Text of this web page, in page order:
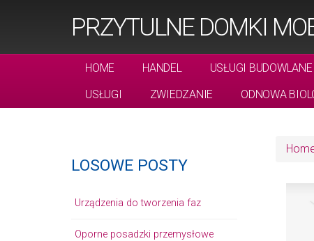
PRZYTULNE DOMKI
HOME HANDEL USŁUGI BUDOWLANE
USŁUGI
ZWIEDZANIE ODNOWA
LOSOWE POSTY
Urządzenia do tworzenia faz
Oporne posadzki przemysłowe